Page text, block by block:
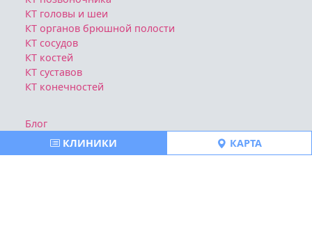
КЛИНИКИ КАРТА
КТ головы и шеи
КТ органов брюшной полости
КТ сосудов
КТ костей
КТ суставов
КТ конечностей
Блог
Отзывы о клиниках
Политика конфиденциальности